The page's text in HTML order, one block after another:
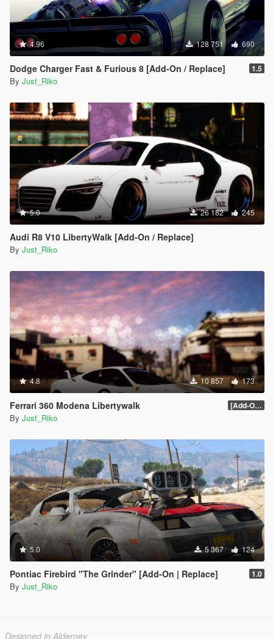
4.96 128 751 690
Dodge Charger Fast & Furious 8 [Add-On / Replace] 1.5
By Just_Riko
5.0 26 182 245
Audi R8 V10 LibertyWalk [Add-On / Replace]
By Just_Riko
4.8 10 857 173
Ferrari 360 Modena Libertywalk [Add-On / Replace]
By Just_Riko
5.0 5 367 124
Pontiac Firebird "The Grinder" [Add-On | Replace] 1.0
By Just_Riko
Designed in Alderney